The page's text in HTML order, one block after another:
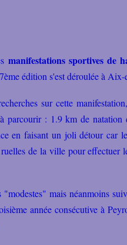
manifestations sportives de
édition s'est déroulée à Aix-
sur cette
parcourir : 1.9 km de
en faisant un joli détour car
de la ville pour effectuer
mais néanmoins
année consécutive à